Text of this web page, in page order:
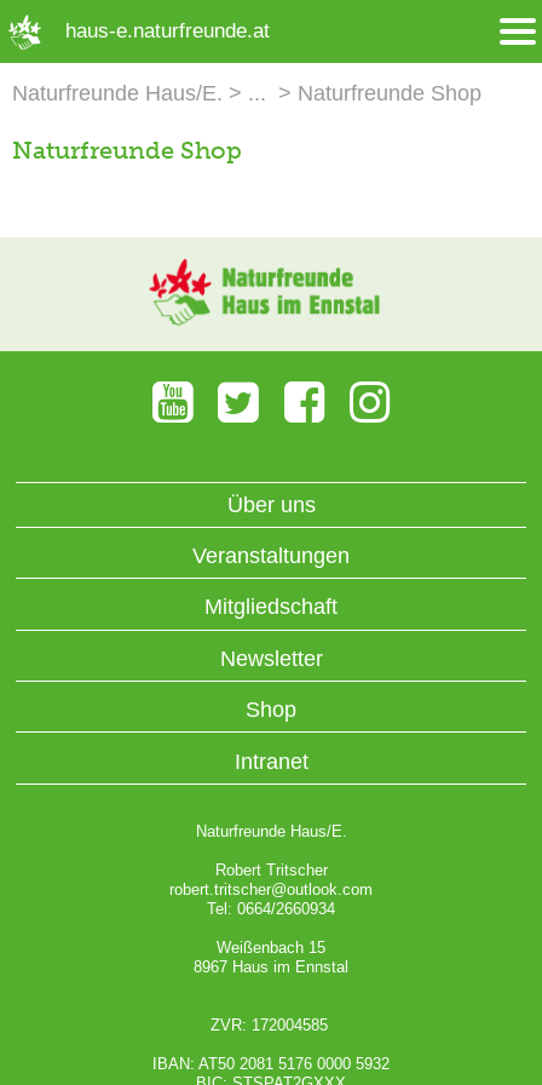
haus-e.naturfreunde.at
Naturfreunde Haus/E. Naturfreunde Shop
Naturfreunde Shop
Über uns
Veranstaltungen
Mitgliedschaft
Newsletter
Shop
Intranet
Naturfreunde Haus/E.
Robert Tritscher
robert.tritscher@outlook.com
Tel: 0664/2660934
Weißenbach 15
8967 Haus im Ennstal
ZVR: 172004585
IBAN: AT50 2081 5176 0000 5932